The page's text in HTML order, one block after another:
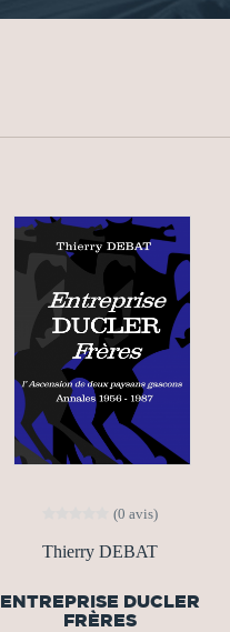
(0 avis)
Thierry DEBAT
ENTREPRISE DUCLER
FRÈRES